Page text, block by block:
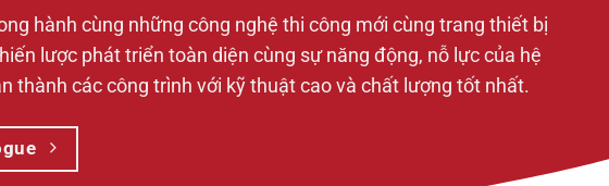
hành cùng những công nghệ thi công mới cùng trang thiết bị
lược phát triển toàn diện cùng sự năng động, nỗ lực của hệ
thành các công trình với kỹ thuật cao và chất lượng tốt nhất.